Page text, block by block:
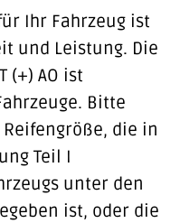
Ihr Fahrzeug ist
und Leistung. Die
(+) AO ist
Bitte
die in
Teil I
unter den
ist, oder die